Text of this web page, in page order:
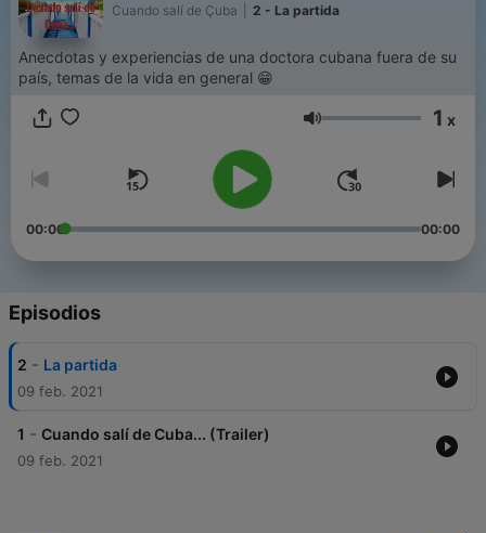
Cuando salí de Çuba 2 - La partida
Anecdotas y experiencias de una doctora cubana fuera de su
país, temas de la vida en general 😁
Volumen 1 x
00:00 00:00
Episodios
2 - La partida
09 feb. 2021
1 - Cuando salí de Cuba... (Trailer)
09 feb. 2021